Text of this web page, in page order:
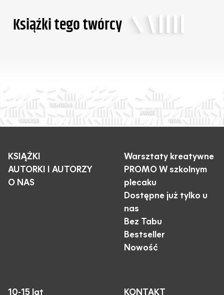
Ksiąźki tego twórcy
KSIĄŻKI
AUTORKI I AUTORZY
O NAS
Warsztaty kreatywne
PROMO W szkolnym
plecaku
Dostępne już tylko u
nas
Bez Tabu
Bestseller
Nowość
10-15 lat KONTAKT